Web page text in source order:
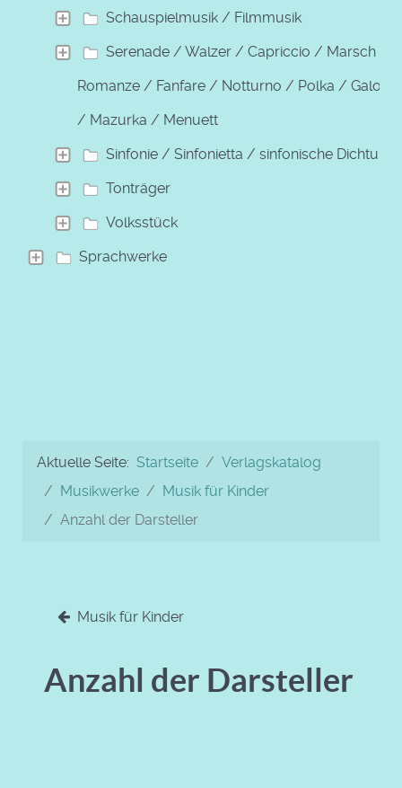
Schauspielmusik / Filmmusik
Serenade / Walzer / Capriccio / Marsch /
Romanze / Fanfare / Notturno / Polka / Galopp
/ Mazurka / Menuett
Sinfonie / Sinfonietta / sinfonische Dichtung
Tonträger
Volksstück
Sprachwerke
Aktuelle Seite: Startseite
Verlagskatalog
Musikwerke
Musik für Kinder
Anzahl der Darsteller
Musik für Kinder
Anzahl der Darsteller